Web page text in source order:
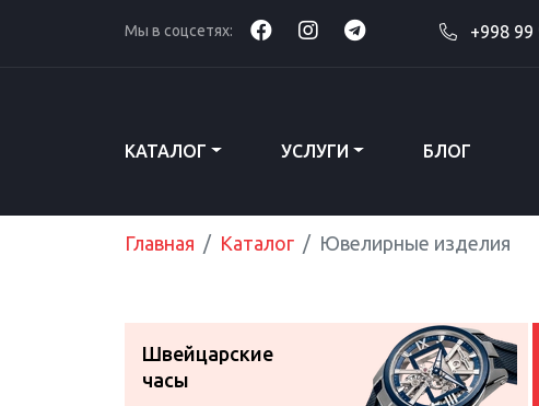
Мы в соцсетях: +998
КАТАЛОГ УСЛУГИ БЛОГ
Главная Каталог Ювелирные изделия
Швейцарские
часы